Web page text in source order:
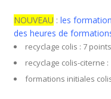
NOUVEAU :les
des heures de
recyclage colis : 7 points
recyclage colis-citerne :
formations initiales